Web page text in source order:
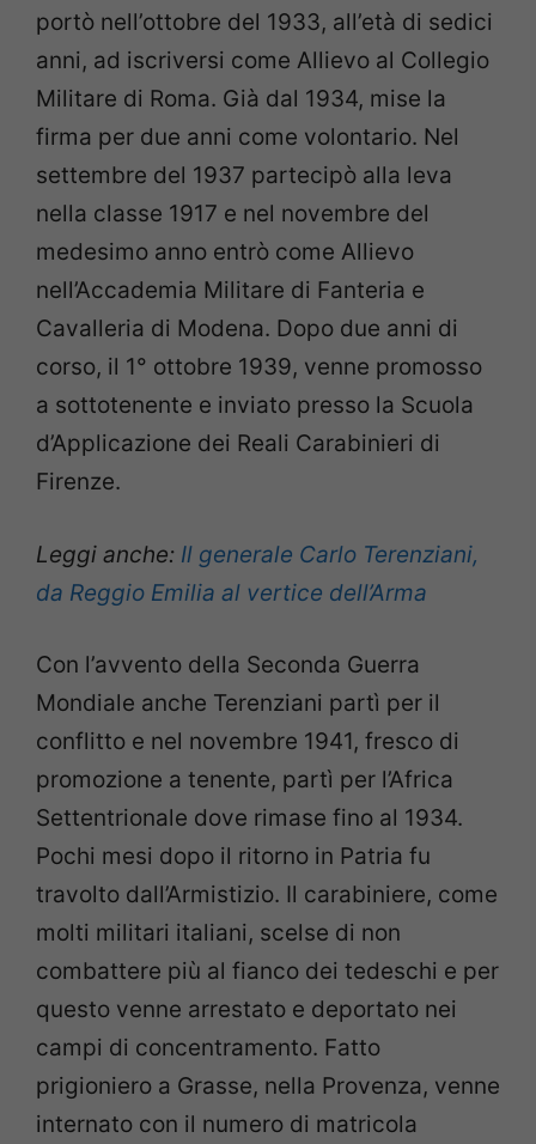
portò nell’ottobre del 1933, all’età di sedici
anni, ad iscriversi come Allievo al Collegio
Militare di Roma. Già dal 1934, mise la
firma per due anni come volontario. Nel
settembre del 1937 partecipò alla leva
nella classe 1917 e nel novembre del
medesimo anno entrò come Allievo
nell’Accademia Militare di Fanteria e
Cavalleria di Modena. Dopo due anni di
corso, il 1° ottobre 1939, venne promosso
a sottotenente e inviato presso la Scuola
d’Applicazione dei Reali Carabinieri di
Firenze.
Leggi anche: Il generale Carlo Terenziani,
da Reggio Emilia al vertice dell’Arma
Con l’avvento della Seconda Guerra
Mondiale anche Terenziani partì per il
conflitto e nel novembre 1941, fresco di
promozione a tenente, partì per l’Africa
Settentrionale dove rimase fino al 1934.
Pochi mesi dopo il ritorno in Patria fu
travolto dall’Armistizio. Il carabiniere, come
molti militari italiani, scelse di non
combattere più al fianco dei tedeschi e per
questo venne arrestato e deportato nei
campi di concentramento. Fatto
prigioniero a Grasse, nella Provenza, venne
internato con il numero di matricola